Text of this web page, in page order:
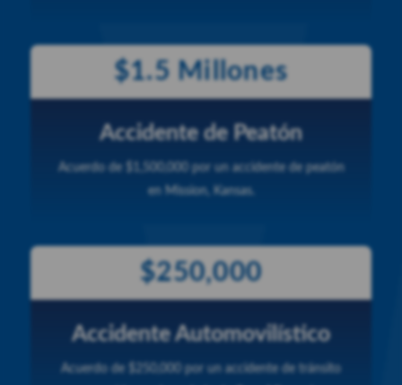
$1.5 Millones
Accidente de Peatón
Acuerdo de $1,500,000 por un accidente de peatón
en Mission, Kansas.
$250,000
Accidente Automovilístico
Acuerdo de $250,000 por un accidente de tránsito